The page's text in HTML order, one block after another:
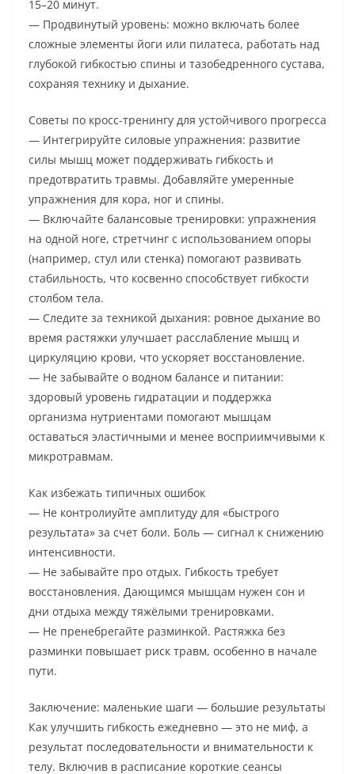
15–20 минут.
— Продвинутый уровень: можно включать более
сложные элементы йоги или пилатеса, работать над
глубокой гибкостью спины и тазобедренного сустава,
сохраняя технику и дыхание.
Советы по кросс-тренингу для устойчивого прогресса
— Интегрируйте силовые упражнения: развитие
силы мышц может поддерживать гибкость и
предотвратить травмы. Добавляйте умеренные
упражнения для кора, ног и спины.
— Включайте балансовые тренировки: упражнения
на одной ноге, стретчинг с использованием опоры
(например, стул или стенка) помогают развивать
стабильность, что косвенно способствует гибкости
столбом тела.
— Следите за техникой дыхания: ровное дыхание во
время растяжки улучшает расслабление мышц и
циркуляцию крови, что ускоряет восстановление.
— Не забывайте о водном балансе и питании:
здоровый уровень гидратации и поддержка
организма нутриентами помогают мышцам
оставаться эластичными и менее восприимчивыми к
микротравмам.
Как избежать типичных ошибок
— Не контролиуйте амплитуду для «быстрого
результата» за счет боли. Боль — сигнал к снижению
интенсивности.
— Не забывайте про отдых. Гибкость требует
восстановления. Дающимся мышцам нужен сон и
дни отдыха между тяжёлыми тренировками.
— Не пренебрегайте разминкой. Растяжка без
разминки повышает риск травм, особенно в начале
пути.
Заключение: маленькие шаги — большие результаты
Как улучшить гибкость ежедневно — это не миф, а
результат последовательности и внимательности к
телу. Включив в расписание короткие сеансы